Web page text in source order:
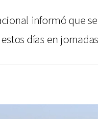
informó que
días en